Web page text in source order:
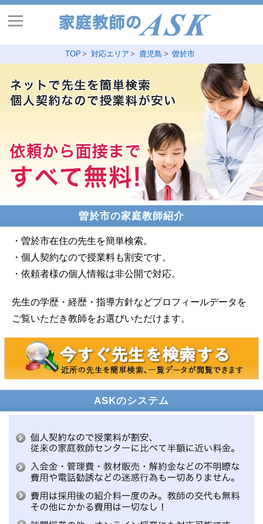
TOP 対応エリア 鹿児島 曽於市
曽於市の家庭教師紹介
・曽於市在住の先生を簡単検索。
・個人契約なので授業料も割安です。
・依頼者様の個人情報は非公開で対応。
先生の学歴・経歴・指導方針などプロフィールデータを
ご覧いただき教師をお選びいただけます。
ASKのシステム